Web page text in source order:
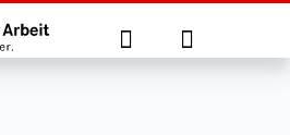
Suche Anmelden